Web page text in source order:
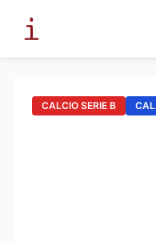
CALCIO SERIE B